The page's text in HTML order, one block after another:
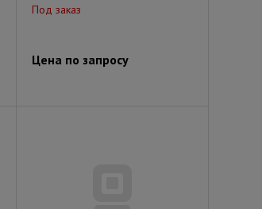
Под заказ
Цена по запросу